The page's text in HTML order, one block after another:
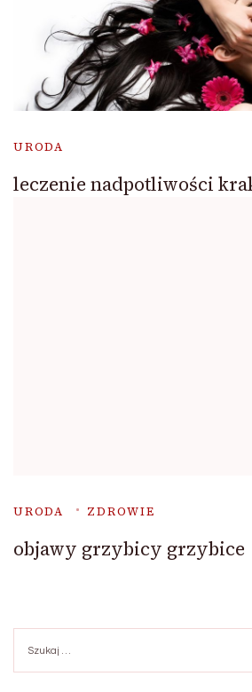
URODA
leczenie nadpotliwości
URODA ZDROWIE
objawy grzybicy grzybice